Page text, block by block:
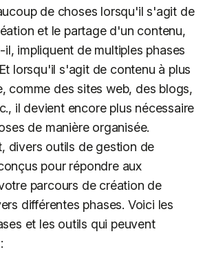
de choses lorsqu'il s'agit de
et le partage d'un contenu,
impliquent de multiples phases
lorsqu'il s'agit de contenu à plus
comme des sites web, des blogs,
il devient encore plus nécessaire
de manière organisée.
divers outils de gestion de
pour répondre aux
parcours de création de
différentes phases. Voici les
et les outils qui peuvent